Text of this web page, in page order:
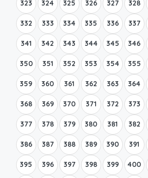
323 324 325 326 327 328
332 333 334 335 336 337
341 342 343 344 345 346
350 351 352 353 354 355
359 360 361 362 363 364
368 369 370 371 372 373
377 378 379 380 381 382
386 387 388 389 390 391
395 396 397 398 399 400